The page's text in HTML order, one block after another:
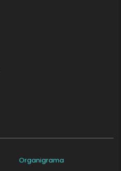
Organigrama